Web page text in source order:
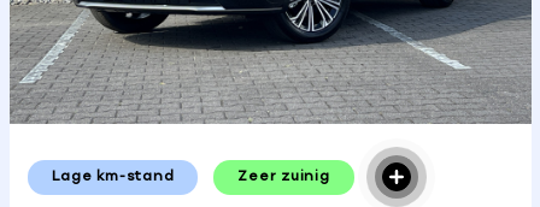
Lage km-stand Zeer zuinig